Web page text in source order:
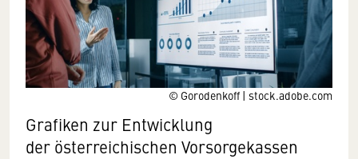
© Gorodenkoff | stock.adobe.com
Grafiken zur Entwicklung
der österreichischen Vorsorgekassen